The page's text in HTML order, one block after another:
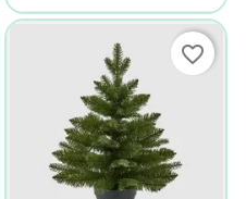
favorite_border